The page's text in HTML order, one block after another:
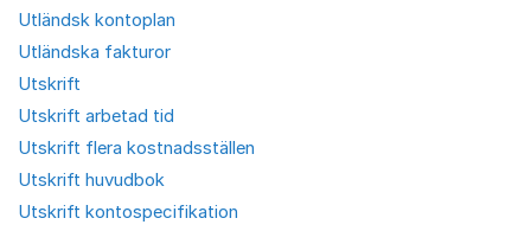
Utländsk kontoplan
Utländska fakturor
Utskrift
Utskrift arbetad tid
Utskrift flera kostnadsställen
Utskrift huvudbok
Utskrift kontospecifikation